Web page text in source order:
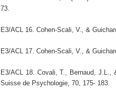
73.
E3/ACL 16. Cohen-Scali, V., &
E3/ACL 17. Cohen-Scali, V., &
E3/ACL 18. Covali, T., Bernaud, J.L.,
Suisse de Psychologie, 70, 175- 183.